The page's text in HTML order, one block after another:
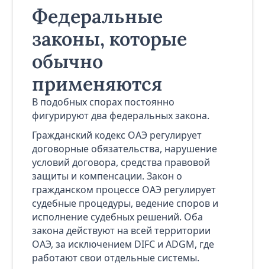
Федеральные
законы, которые
обычно
применяются
В подобных спорах постоянно
фигурируют два федеральных закона.
Гражданский кодекс ОАЭ регулирует
договорные обязательства, нарушение
условий договора, средства правовой
защиты и компенсации. Закон о
гражданском процессе ОАЭ регулирует
судебные процедуры, ведение споров и
исполнение судебных решений. Оба
закона действуют на всей территории
ОАЭ, за исключением DIFC и ADGM, где
работают свои отдельные системы.